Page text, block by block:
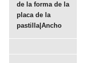
de la forma de la
placa de la
pastilla|Ancho